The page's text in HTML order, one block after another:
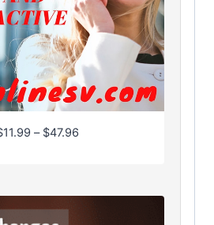
11.99 – $47.96P